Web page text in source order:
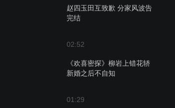
赵四玉田互致歉 分家风波告
完结
02:52
《欢喜密探》柳岩上错花轿
新婚之后不自知
01:29